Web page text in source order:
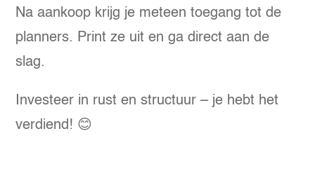
Na aankoop krijg je meteen toegang tot de
planners. Print ze uit en ga direct aan de
slag.
Investeer in rust en structuur – je hebt het
verdiend! 😊